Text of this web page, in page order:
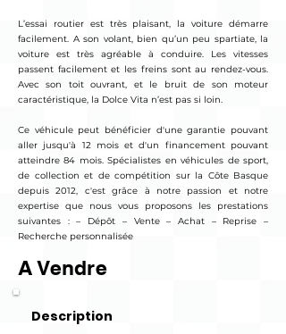
L’essai routier est très plaisant, la voiture démarre
facilement. A son volant, bien qu’un peu spartiate, la
voiture est très agréable à conduire. Les vitesses
passent facilement et les freins sont au rendez-vous.
Avec son toit ouvrant, et le bruit de son moteur
caractéristique, la Dolce Vita n’est pas si loin.
Ce véhicule peut bénéficier d'une garantie pouvant
aller jusqu'à 12 mois et d'un financement pouvant
atteindre 84 mois. Spécialistes en véhicules de sport,
de collection et de compétition sur la Côte Basque
depuis 2012, c'est grâce à notre passion et notre
expertise que nous vous proposons les prestations
suivantes : – Dépôt – Vente – Achat – Reprise –
Recherche personnalisée
A Vendre
Description